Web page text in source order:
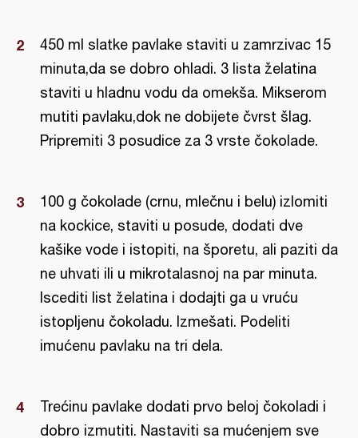
450 ml slatke pavlake staviti u zamrzivac 15
minuta,da se dobro ohladi. 3 lista želatina
staviti u hladnu vodu da omekša. Mikserom
mutiti pavlaku,dok ne dobijete čvrst šlag.
Pripremiti 3 posudice za 3 vrste čokolade.
100 g čokolade (crnu, mlečnu i belu) izlomiti
na kockice, staviti u posude, dodati dve
kašike vode i istopiti, na šporetu, ali paziti da
ne uhvati ili u mikrotalasnoj na par minuta.
Iscediti list želatina i dodajti ga u vruću
istopljenu čokoladu. Izmešati. Podeliti
imućenu pavlaku na tri dela.
Trećinu pavlake dodati prvo beloj čokoladi i
dobro izmutiti. Nastaviti sa mućenjem sve